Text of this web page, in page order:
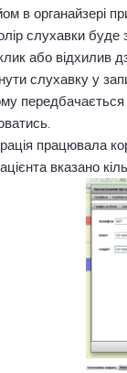
в органайзері
слухавки
або відхилив
слухавку у
працювала
вказано